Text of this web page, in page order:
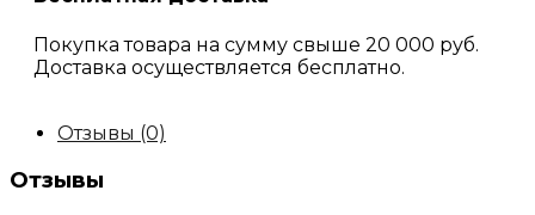
Покупка товара на сумму свыше 20 000 руб.
Доставка осуществляется бесплатно.
Отзывы (0)
Отзывы